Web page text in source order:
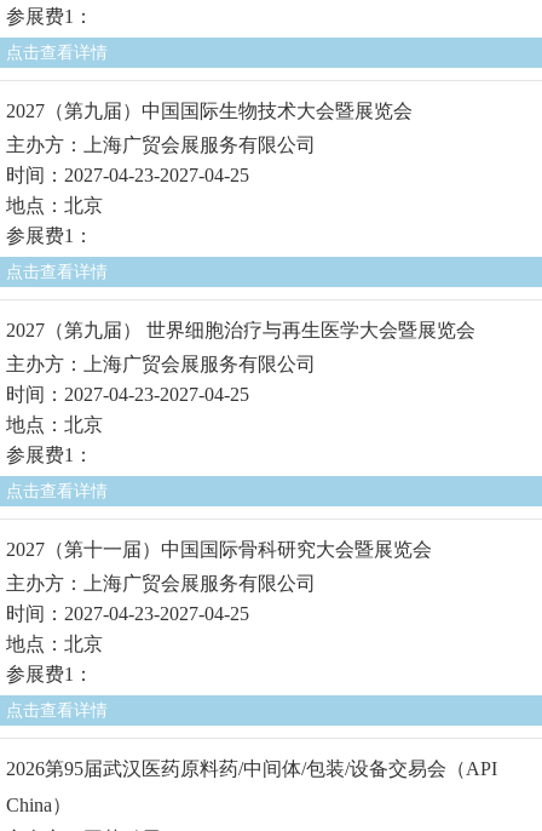
参展费1：
点击查看详情
2027（第九届）中国国际生物技术大会暨展览会
主办方：上海广贸会展服务有限公司
时间：2027-04-23-2027-04-25
地点：北京
参展费1：
点击查看详情
2027（第九届） 世界细胞治疗与再生医学大会暨展览会
主办方：上海广贸会展服务有限公司
时间：2027-04-23-2027-04-25
地点：北京
参展费1：
点击查看详情
2027（第十一届）中国国际骨科研究大会暨展览会
主办方：上海广贸会展服务有限公司
时间：2027-04-23-2027-04-25
地点：北京
参展费1：
点击查看详情
2026第95届武汉医药原料药/中间体/包装/设备交易会（API
China）